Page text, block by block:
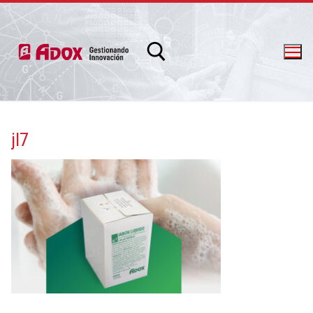
info@adox.com.ar whatsapp: 54 9 11 6230 2470
jl7